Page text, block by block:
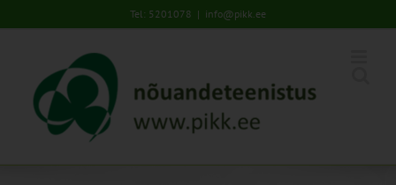
to
Tel: 5201078 | info@pikk.ee